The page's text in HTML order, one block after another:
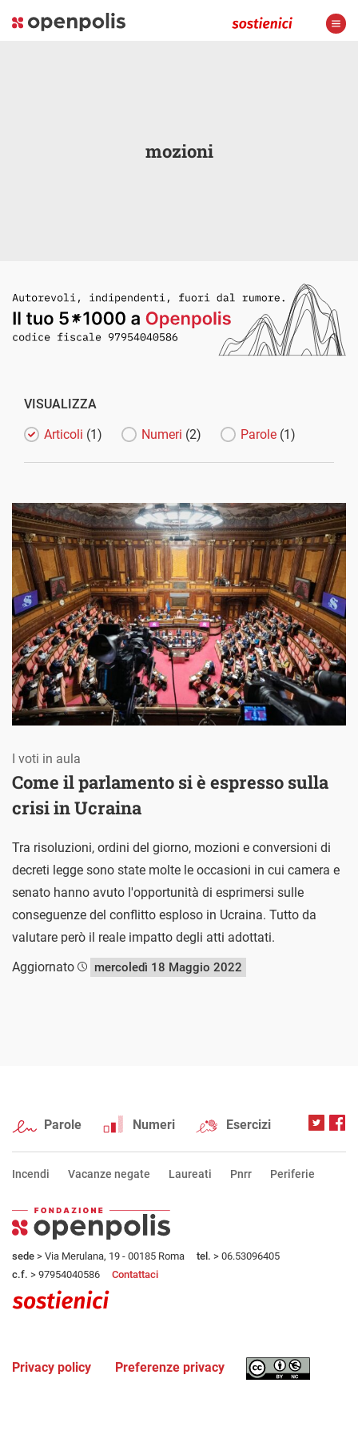
mozioni
VISUALIZZA
Articoli (1) Numeri (2) Parole (1)
Come il parlamento si è espresso sulla
crisi in Ucraina
I voti in aula
Tra risoluzioni, ordini del giorno, mozioni e conversioni di
decreti legge sono state molte le occasioni in cui camera e
senato hanno avuto l'opportunità di esprimersi sulle
conseguenze del conflitto esploso in Ucraina. Tutto da
valutare però il reale impatto degli atti adottati.
Aggiornato
mercoledì 18 Maggio 2022
Parole Numeri Esercizi
Incendi Vacanze negate Laureati Pnrr Periferie
sede > Via Merulana, 19 - 00185 Roma tel. > 06.53096405
c.f. > 97954040586 Contattaci
Privacy policy Preferenze privacy